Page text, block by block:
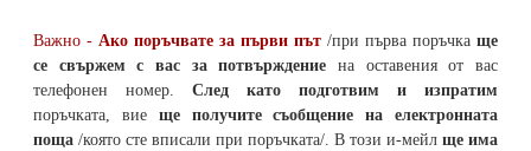
Важно - Ако поръчвате за първи път /при първа поръчка ще
се свържем с вас за потвърждение на оставения от вас
телефонен номер
След като подготвим и изпратим
поръчката, вие ще получите съобщение на електронната
поща /която сте вписали при поръчката/. В този и-мейл ще има